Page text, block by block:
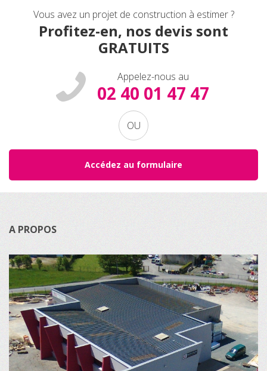
Vous avez un projet de construction à estimer ?
Profitez-en, nos devis sont
GRATUITS
Appelez-nous au
02 40 01 47 47
OU
Accédez au formulaire
A PROPOS